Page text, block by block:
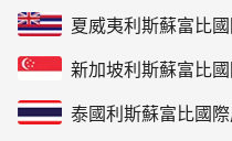
夏威夷利斯蘇富比
新加坡利斯蘇富比
泰國利斯蘇富比國